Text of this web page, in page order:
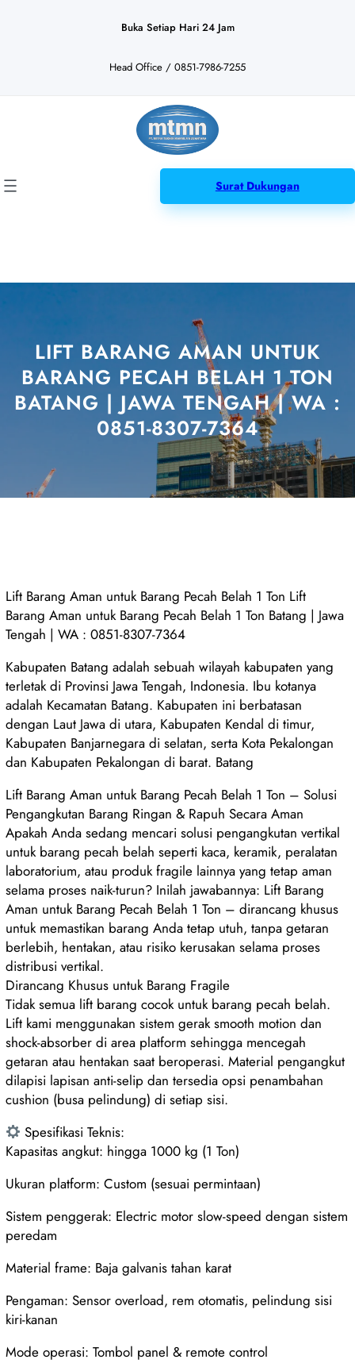
Buka Setiap Hari 24 Jam
Head Office / 0851-7986-7255
Surat Dukungan
LIFT BARANG AMAN UNTUK
BARANG PECAH BELAH 1 TON
BATANG | JAWA TENGAH | WA :
0851-8307-7364
Lift Barang Aman untuk Barang Pecah Belah 1 Ton Lift
Barang Aman untuk Barang Pecah Belah 1 Ton Batang | Jawa
Tengah | WA : 0851-8307-7364
Kabupaten Batang adalah sebuah wilayah kabupaten yang
terletak di Provinsi Jawa Tengah, Indonesia. Ibu kotanya
adalah Kecamatan Batang. Kabupaten ini berbatasan
dengan Laut Jawa di utara, Kabupaten Kendal di timur,
Kabupaten Banjarnegara di selatan, serta Kota Pekalongan
dan Kabupaten Pekalongan di barat. Batang
Lift Barang Aman untuk Barang Pecah Belah 1 Ton – Solusi
Pengangkutan Barang Ringan & Rapuh Secara Aman
Apakah Anda sedang mencari solusi pengangkutan vertikal
untuk barang pecah belah seperti kaca, keramik, peralatan
laboratorium, atau produk fragile lainnya yang tetap aman
selama proses naik-turun? Inilah jawabannya: Lift Barang
Aman untuk Barang Pecah Belah 1 Ton – dirancang khusus
untuk memastikan barang Anda tetap utuh, tanpa getaran
berlebih, hentakan, atau risiko kerusakan selama proses
distribusi vertikal.
Dirancang Khusus untuk Barang Fragile
Tidak semua lift barang cocok untuk barang pecah belah.
Lift kami menggunakan sistem gerak smooth motion dan
shock-absorber di area platform sehingga mencegah
getaran atau hentakan saat beroperasi. Material pengangkut
dilapisi lapisan anti-selip dan tersedia opsi penambahan
cushion (busa pelindung) di setiap sisi.
Spesifikasi Teknis:
Kapasitas angkut: hingga 1000 kg (1 Ton)
Ukuran platform: Custom (sesuai permintaan)
Sistem penggerak: Electric motor slow-speed dengan sistem
peredam
Material frame: Baja galvanis tahan karat
Pengaman: Sensor overload, rem otomatis, pelindung sisi
kiri-kanan
Mode operasi: Tombol panel & remote control